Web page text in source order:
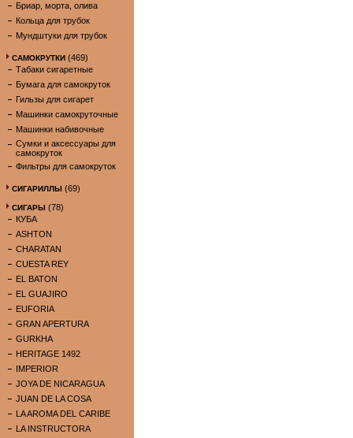
Бриар, морта, олива
Кольца для трубок
Мундштуки для трубок
САМОКРУТКИ (469)
Табаки сигаретные
Бумага для самокруток
Гильзы для сигарет
Машинки самокруточные
Машинки набивочные
Сумки и аксессуары для
самокруток
Фильтры для самокруток
СИГАРИЛЛЫ (69)
СИГАРЫ (78)
КУБА
ASHTON
CHARATAN
CUESTA REY
EL BATON
EL GUAJIRO
EUFORIA
GRAN APERTURA
GURKHA
HERITAGE 1492
IMPERIOR
JOYA DE NICARAGUA
JUAN DE LA COSA
LA AROMA DEL CARIBE
LA INSTRUCTORA